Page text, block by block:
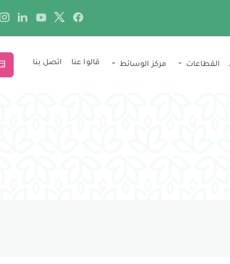
القطاعات مركز الوسائط قالوا عنا اتصل بنا